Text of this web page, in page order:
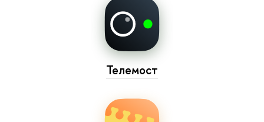
Телемост